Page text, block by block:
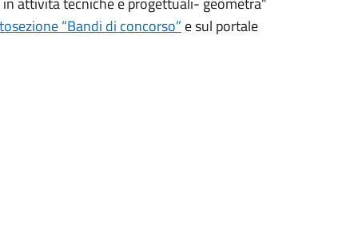
“Bandi di concorso” e sul portale